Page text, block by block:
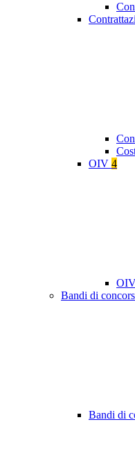
OIV 4
Bandi di
Bandi di